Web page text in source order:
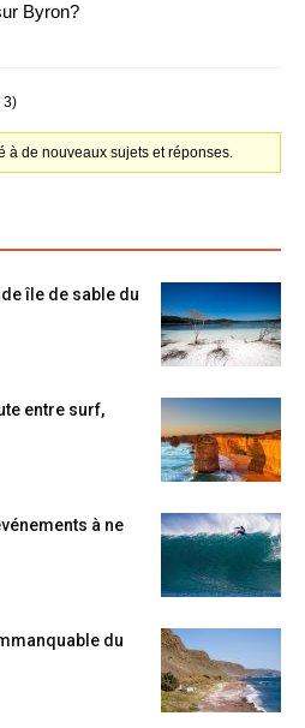
Byron?
3)
à de nouveaux sujets et réponses.
île de sable du
entre surf,
à ne
du